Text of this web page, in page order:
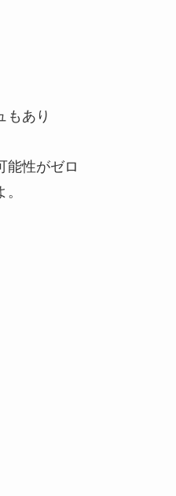
もあり
能性がゼロ